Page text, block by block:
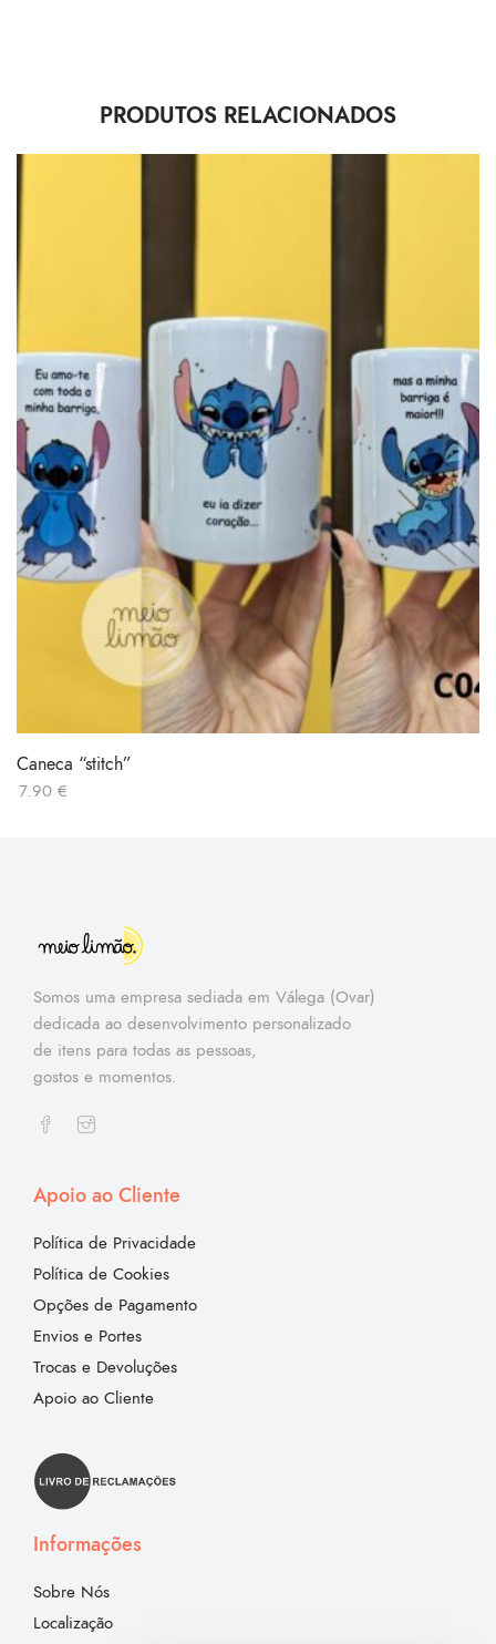
PRODUTOS RELACIONADOS
Caneca “stitch”
7.90 €
Somos uma empresa sediada em Válega (Ovar)
dedicada ao desenvolvimento personalizado
de itens para todas as pessoas,
gostos e momentos.
Apoio ao Cliente
Política de Privacidade
Política de Cookies
Opções de Pagamento
Envios e Portes
Trocas e Devoluções
Apoio ao Cliente
Informações
Sobre Nós
Localização